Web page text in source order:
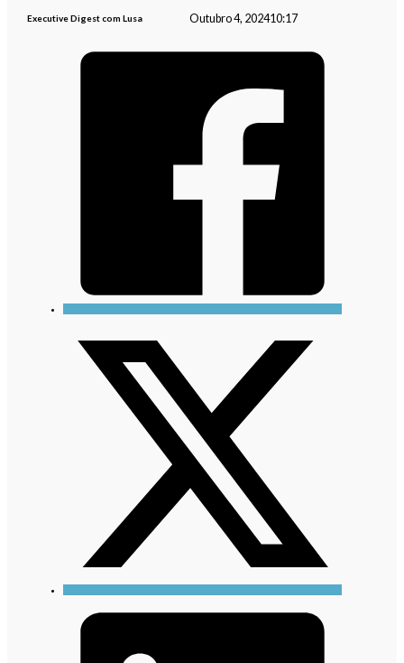
Executive Digest com Lusa Outubro 4, 202410:17